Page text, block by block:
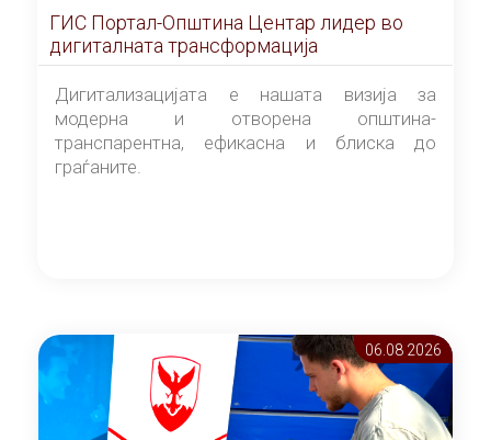
ГИС Портал-Општина Центар лидер во
дигиталната трансформација
Дигитализацијата е нашата визија за
модерна и отворена општина-
транспарентна, ефикасна и блиска до
граѓаните.
06.08 2026